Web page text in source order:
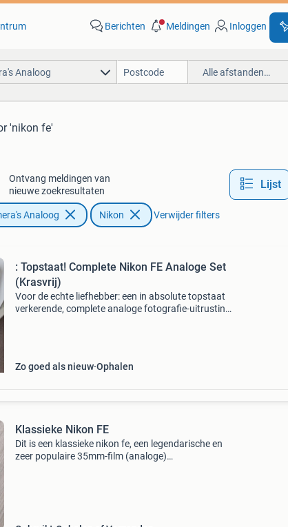
Berichten Meldingen Inloggen
Analoog Alle afstanden…
'nikon fe'
Ontvang meldingen van
nieuwe zoekresultaten
Lijst
Analoog Nikon Verwijder filters
: Topstaat! Complete Nikon FE Analoge Set
(Krasvrij)
Voor de echte liefhebber: een in absolute topstaat
verkerende, complete analoge fotografie-uitrusting
Zo goed als nieuw Ophalen
Klassieke Nikon FE
Dit is een klassieke nikon fe, een legendarische en
zeer populaire 35mm-film (analoge)